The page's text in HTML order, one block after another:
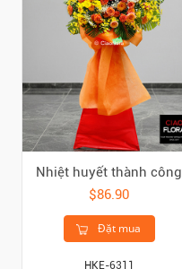
Nhiệt huyết thành công
$86.90
Đặt mua
HKE-6311